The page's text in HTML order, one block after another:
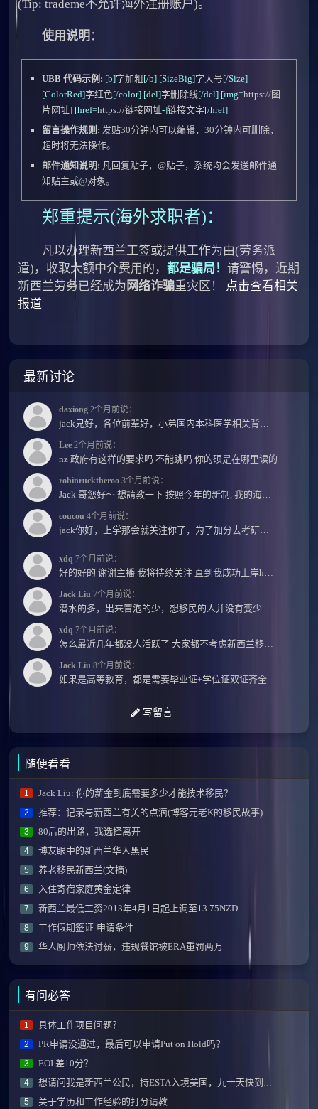
(Tip: trademe不允许海外注册账户)。
使用说明 ：
UBB 代码示例: [b]字加粗[/b] [SizeBig]字大号[/Size]
[ColorRed]字红色[/color] [del]字删除线[/del] [img=https://图
片网址] [href=https://链接网址-]链接文字[/href]
留言操作规则: 发贴30分钟内可以编辑，30分钟内可删除，
超时将无法操作。
邮件通知说明: 凡回复贴子，@贴子，系统均会发送邮件通
知贴主或@对象。
郑重提示(海外求职者)：
凡以办理新西兰工签或提供工作为由(劳务派
遣)，收取大额中介费用的，都是骗局！请警惕，近期
新西兰劳务已经成为 网络诈骗重灾区！ 点击查看相关
报道
最新讨论
daxiong 2个月前说：
Lee 2个月前说：
nz 政府有这样的要求吗 不能跳吗 你的硕是在哪里读的
robinrucktheroo 3个月前说：
coucou 4个月前说：
xdq 7个月前说：
Jack Liu 7个月前说：
xdq 7个月前说：
Jack Liu 8个月前说：
写留言
随便看看
1 Jack Liu: 你的薪金到底需要多少才能技术移民？
2 推荐：记录与新西兰有关的点滴(博客元老K的移民故事) - 2015.3.18，全文完
3 80后的出路，我选择离开
4 博友眼中的新西兰华人黑民
5 养老移民新西兰(文摘)
6 入住寄宿家庭黄金定律
7 新西兰最低工资2013年4月1日起上调至13.75NZD
8 工作假期签证-申请条件
9 华人厨师依法讨薪，违规餐馆被ERA重罚两万
有问必答
1 具体工作项目问题？
2 PR申请没通过，最后可以申请Put on Hold吗？
3 EOI 差10分？
4 想请问我是新西兰公民，持ESTA入境美国，九十天快到了, 怎么办？
5 关于学历和工作经验的打分请教